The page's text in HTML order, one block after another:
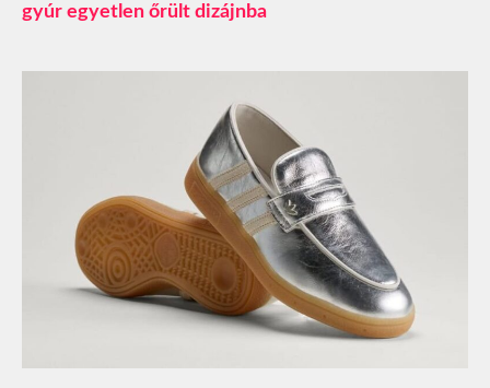
gyúr egyetlen őrült dizájnba